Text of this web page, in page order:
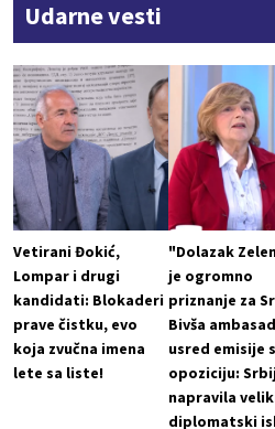
Udarne vesti
Vetirani Đokić,
Lompar i drugi
kandidati: Blokaderi
prave čistku, evo
koja zvučna imena
lete sa liste!
"Dolazak
je ogromno
priznanje za
Bivša
usred emisije
opoziciju:
napravila
diplomatski